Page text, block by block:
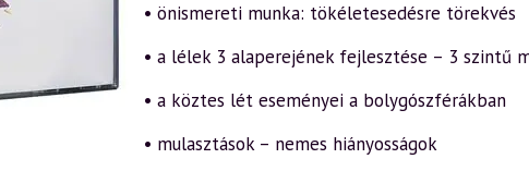
• önismereti munka: tökéletesedésre törekvés
• a lélek 3 alaperejének fejlesztése – 3 szintű
• a köztes lét eseményei a bolygószférákban
• mulasztások – nemes hiányosságok